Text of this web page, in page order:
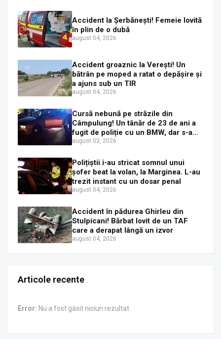
Accident la Șerbănești! Femeie lovită
în plin de o dubă
august 04, 2026
Accident groaznic la Verești! Un
bătrân pe moped a ratat o depășire și
a ajuns sub un TIR
august 04, 2026
Cursă nebună pe străzile din
Câmpulung! Un tânăr de 23 de ani a
fugit de poliție cu un BMW, dar s-a
oprit într-un gard de pe strada
august 03, 2026
Polițiștii i-au stricat somnul unui
șofer beat la volan, la Marginea. L-au
trezit instant cu un dosar penal
august 04, 2026
Accident în pădurea Ghirleu din
Stulpicani! Bărbat lovit de un TAF
care a derapat lângă un izvor
august 04, 2026
Articole recente
Error: Nu a fost găsit niciun rezultat